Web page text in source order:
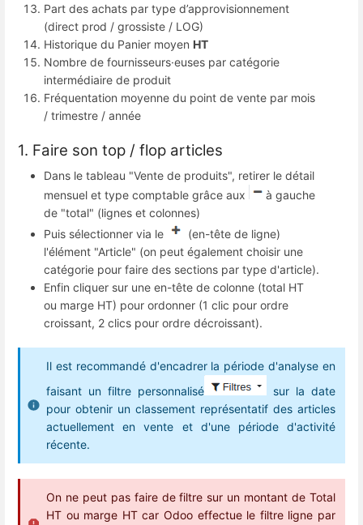
Part des achats par type d’approvisionnement
(direct prod / grossiste / LOG)
Historique du Panier moyen HT
Nombre de fournisseurs·euses par catégorie
intermédiaire de produit
Fréquentation moyenne du point de vente par mois
/ trimestre / année
1. Faire son top / flop articles
Dans le tableau "Vente de produits", retirer le détail
mensuel et type comptable grâce aux
à gauche
de "total" (lignes et colonnes)
Puis sélectionner via le
(en-tête de ligne)
l'élément "Article" (on peut également choisir une
catégorie pour faire des sections par type d'article).
Enfin cliquer sur une en-tête de colonne (total HT
ou marge HT) pour ordonner (1 clic pour ordre
croissant, 2 clics pour ordre décroissant).
Il est recommandé d'encadrer la période d'analyse en
faisant un filtre personnalisé
sur la date
pour obtenir un classement représentatif des articles
actuellement en vente et d'une période d'activité
récente.
On ne peut pas faire de filtre sur un montant de Total
HT ou marge HT car Odoo effectue le filtre ligne par